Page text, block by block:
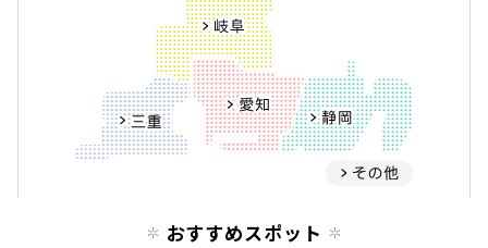
岐阜
三重 静岡
愛知
おすすめスポット